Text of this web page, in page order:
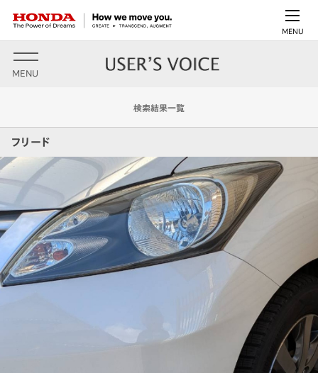
MENU
MENU
検索結果一覧
フリード